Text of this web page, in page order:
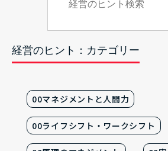
経営のヒント：カテゴリー
00マネジメントと人間力
00ライフシフト・ワークシフト